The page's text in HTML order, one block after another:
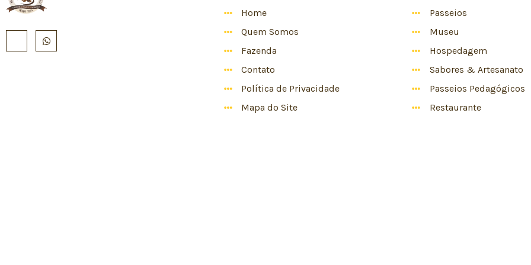
Home
Quem Somos
Fazenda
Contato
Política de Privacidade
Mapa do Site
Passeios
Museu
Hospedagem
Sabores & Artesanato
Passeios Pedagógicos
Restaurante